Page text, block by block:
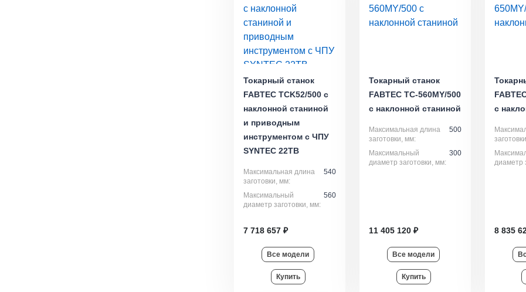
Токарный станок
FABTEC TCK52/500 с
наклонной станиной
и приводным
инструментом с ЧПУ
SYNTEC 22TB
Максимальная длина
заготовки, мм:
540
Максимальный
диаметр заготовки, мм:
560
7 718 657 ₽
Все модели
Купить
Токарный станок
FABTEC TC-560MY/500
с наклонной станиной
Максимальная длина
заготовки, мм:
500
Максимальный
диаметр заготовки, мм:
300
11 405 120 ₽
Все модели
Купить
с
диаметр
8 835